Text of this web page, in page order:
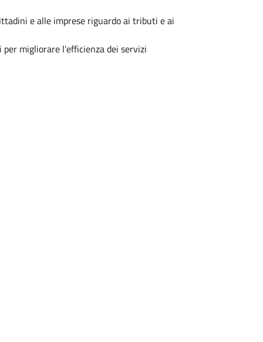
e alle imprese riguardo ai tributi e ai
migliorare l'efficienza dei servizi